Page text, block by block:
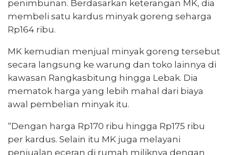
penimbunan. Berdasarkan keterangan MK, dia
membeli satu kardus minyak goreng seharga
Rp164 ribu.
MK kemudian menjual minyak goreng tersebut
secara langsung ke warung dan toko lainnya di
kawasan Rangkasbitung hingga Lebak. Dia
mematok harga yang lebih mahal dari biaya
awal pembelian minyak itu.
“Dengan harga Rp170 ribu hingga Rp175 ribu
per kardus. Selain itu MK juga melayani
penjualan eceran di rumah miliknya dengan